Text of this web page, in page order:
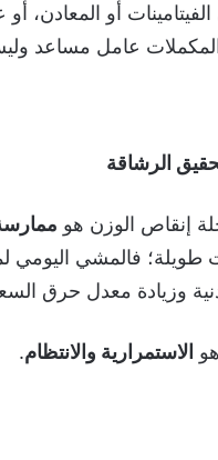
أو المعادن،
المكملات عامل مساعد
الرشاقة
إنقاص الوزن هو
وزيادة معدل حرق
الاستمرارية والانتظام.